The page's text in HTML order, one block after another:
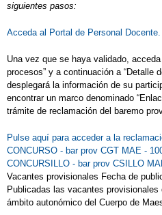
siguientes pasos:
Acceda al Portal de Personal Docente.
Una vez que se haya validado,
procesos” y a continuación a “Detalle
desplegará la información de su
encontrar un marco denominado
trámite de reclamación del baremo
Pulse aquí para acceder a la
CONCURSO - bar prov CGT MAE -
CONCURSILLO - bar prov CSILLO
Vacantes provisionales Fecha de
Publicadas las vacantes
ámbito autonómico del Cuerpo de